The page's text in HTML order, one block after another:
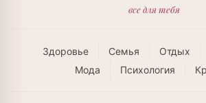
все для тебя
Здоровье Семья Отдых
Мода
Психология